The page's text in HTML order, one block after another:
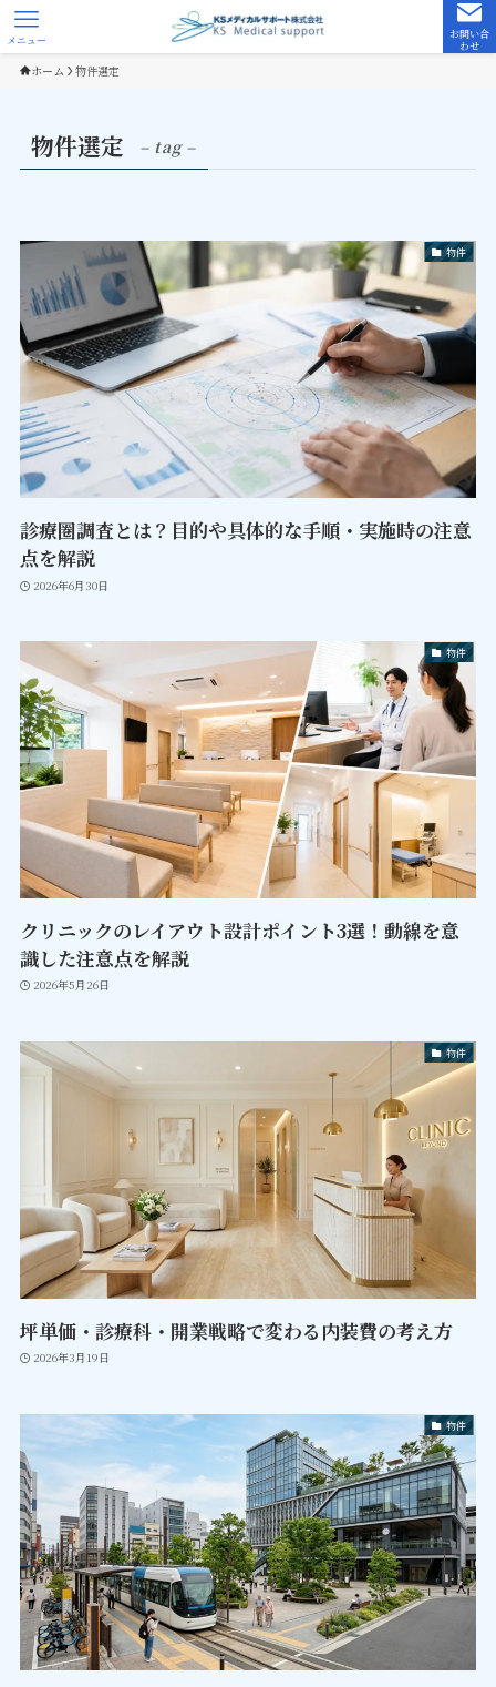
お問い合
わせ
メニュー
ホーム 物件選定
物件選定 – tag –
物件
診療圏調査とは？目的や具体的な手順・実施時の注意
点を解説
2026年6月30日
物件
クリニックのレイアウト設計ポイント3選！動線を意
識した注意点を解説
2026年5月26日
物件
坪単価・診療科・開業戦略で変わる内装費の考え方
2026年3月19日
物件